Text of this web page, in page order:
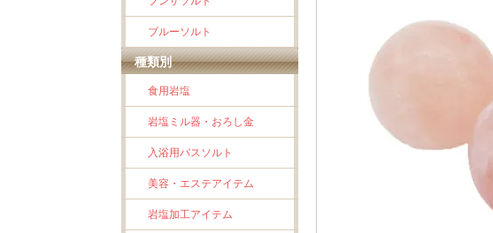
ブルーソルト
種類別
食用岩塩
岩塩ミル器・おろし金
入浴用バスソルト
美容・エステアイテム
岩塩加工アイテム